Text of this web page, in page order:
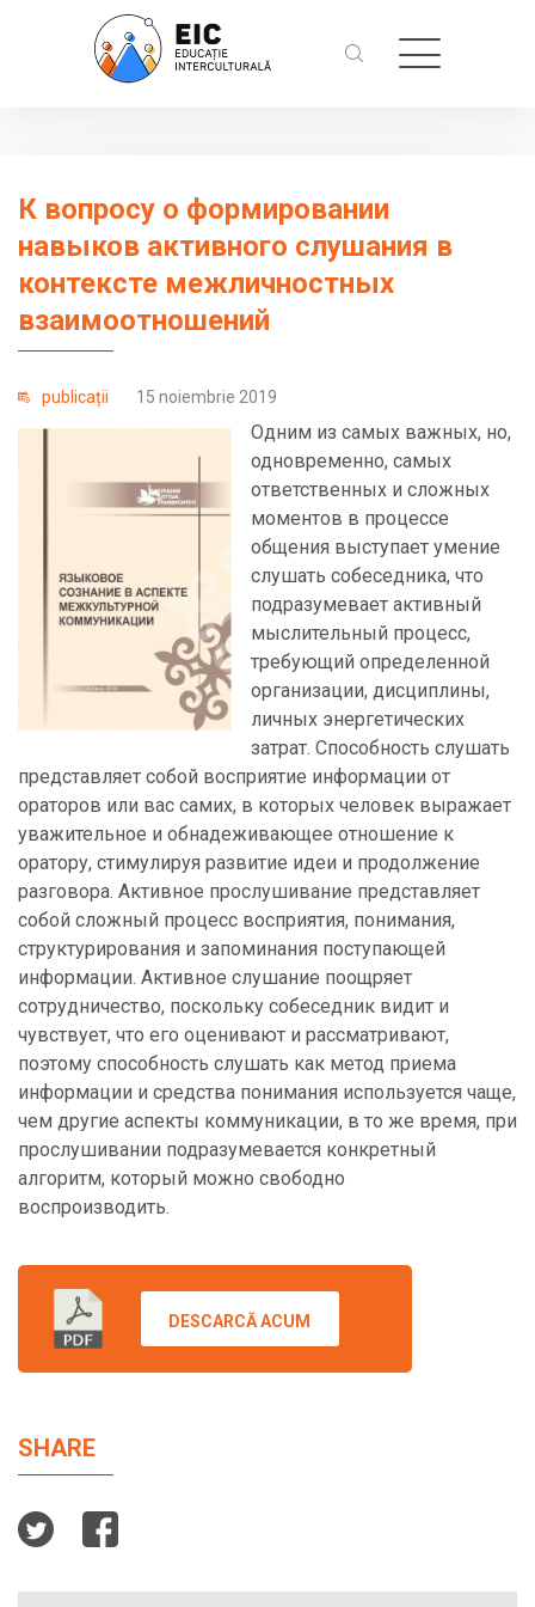
К вопросу о формировании
навыков активного слушания в
контексте межличностных
взаимоотношений
publicații 15 noiembrie 2019
Одним из самых важных, но,
одновременно, самых
ответственных и сложных
моментов в процессе
общения выступает умение
слушать собеседника, что
подразумевает активный
мыслительный процесс,
требующий определенной
организации, дисциплины,
личных энергетических
затрат. Способность слушать
представляет собой восприятие информации от
ораторов или вас самих, в которых человек выражает
уважительное и обнадеживающее отношение к
оратору, стимулируя развитие идеи и продолжение
разговора. Активное прослушивание представляет
собой сложный процесс восприятия, понимания,
структурирования и запоминания поступающей
информации. Активное слушание поощряет
сотрудничество, поскольку собеседник видит и
чувствует, что его оценивают и рассматривают,
поэтому способность слушать как метод приема
информации и средства понимания используется чаще,
чем другие аспекты коммуникации, в то же время, при
прослушивании подразумевается конкретный
алгоритм, который можно свободно
воспроизводить.
DESCARCĂ ACUM
SHARE